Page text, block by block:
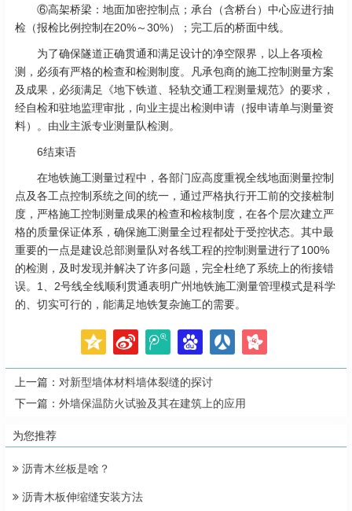
⑥高架桥梁：地面加密控制点；承台（含桥台）中心应进行抽
检（报检比例控制在20%～30%）；完工后的桥面中线。
为了确保隧道正确贯通和满足设计的净空限界，以上各项检
测，必须有严格的检查和检测制度。凡承包商的施工控制测量方案
及成果，必须满足《地下铁道、轻轨交通工程测量规范》的要求，
经自检和驻地监理审批，向业主提出检测申请（报申请单与测量资
料）。由业主派专业测量队检测。
6结束语
在地铁施工测量过程中，各部门应高度重视全线地面测量控制
点及各工点控制系统之间的统一，通过严格执行开工前的交接桩制
度，严格施工控制测量成果的检查和检核制度，在各个层次建立严
格的质量保证体系，确保施工测量全过程都处于受控状态。其中最
重要的一点是建设总部测量队对各线工程的控制测量进行了100%
的检测，及时发现并解决了许多问题，完全杜绝了系统上的衔接错
误。1、2号线全线顺利贯通表明广州地铁施工测量管理模式是科学
的、切实可行的，能满足地铁复杂施工的需要。
上一篇： 对新型墙体材料墙体裂缝的探讨
下一篇： 外墙保温防火试验及其在建筑上的应用
为您推荐
沥青木丝板是啥？
沥青木板伸缩缝安装方法